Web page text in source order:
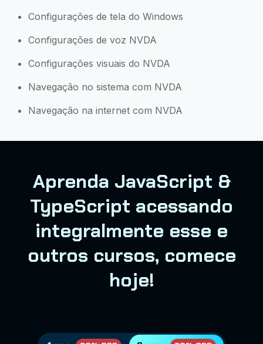
Configurações de tela do Windows
Configurações de voz NVDA
Configurações visuais do NVDA
Navegação no sistema com NVDA
Navegação na internet com NVDA
Aprenda JavaScript &
TypeScript acessando
integralmente esse e
outros cursos, comece
hoje!